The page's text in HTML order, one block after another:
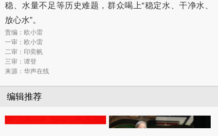
稳、水量不足等历史难题，群众喝上“稳定水、干净水、
放心水”。
责编：欧小雷
一审：欧小雷
二审：印奕帆
三审：谭登
来源：华声在线
编辑推荐